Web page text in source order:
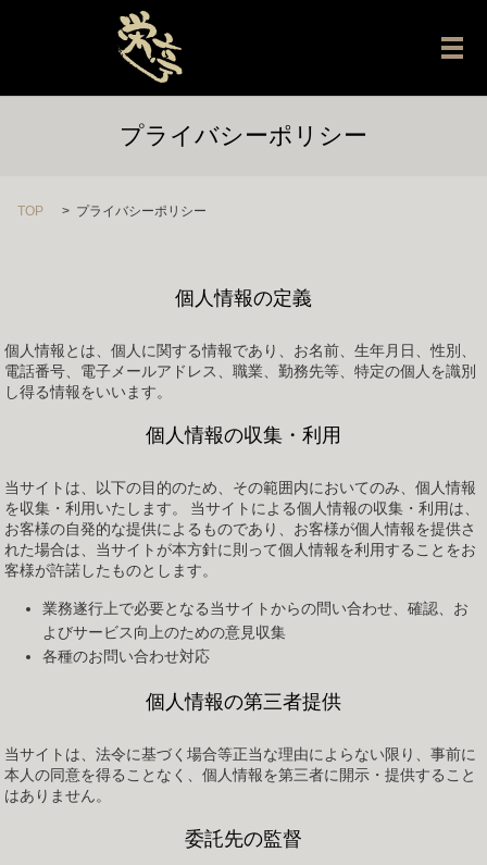
メ
プライバシーポリシー
TOP プライバシーポリシー
個人情報の定義
個人情報とは、個人に関する情報であり、お名前、生年月日、性別、
電話番号、電子メールアドレス、職業、勤務先等、特定の個人を識別
し得る情報をいいます。
個人情報の収集・利用
当サイトは、以下の目的のため、その範囲内においてのみ、個人情報
を収集・利用いたします。 当サイトによる個人情報の収集・利用は、
お客様の自発的な提供によるものであり、お客様が個人情報を提供さ
れた場合は、当サイトが本方針に則って個人情報を利用することをお
客様が許諾したものとします。
業務遂行上で必要となる当サイトからの問い合わせ、確認、お
よびサービス向上のための意見収集
各種のお問い合わせ対応
個人情報の第三者提供
当サイトは、法令に基づく場合等正当な理由によらない限り、事前に
本人の同意を得ることなく、個人情報を第三者に開示・提供すること
はありません。
委託先の監督